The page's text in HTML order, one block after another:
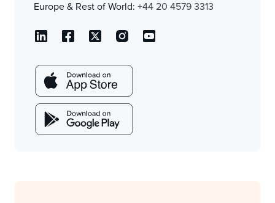
Europe & Rest of World: +44 20 4579 3313